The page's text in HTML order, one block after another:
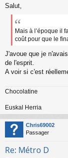
e
s
n
Salut,
Mais à l’époque il
coût pour que le
J'avoue que je
de l'esprit.
A voir si c'est
Chocolatine
Euskal Herria
Chris69002
Passager
Re: Métro D